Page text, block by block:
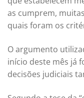
as cumprem,
quais foram os
O argumento
início deste mês já
decisões judiciais